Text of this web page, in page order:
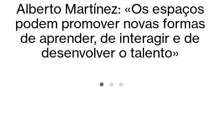
Alberto Martínez: «Os espaços
podem promover novas formas
de aprender, de interagir e de
desenvolver o talento»